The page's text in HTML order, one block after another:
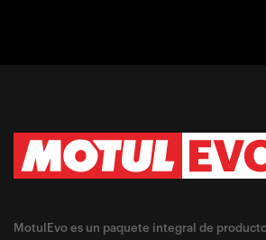
MotulEvo es un paquete integral de